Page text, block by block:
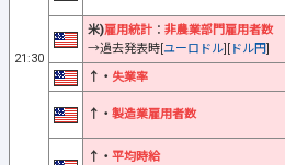
21:30
米)雇用統計 ： 非農業部門雇用者数
→過去発表時[ユーロドル][ ドル円]
↑・ 失業率
↑・ 製造業雇用者数
↑・ 平均時給